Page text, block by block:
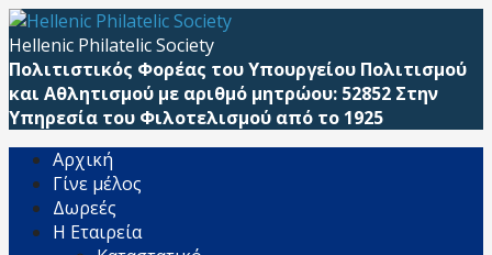
Μετάβαση
απευθείας
στο
περιεχόμενο
Hellenic Philatelic Society
Πολιτιστικός Φορέας του Υπουργείου Πολιτισμού
και Αθλητισμού με αριθμό μητρώου: 52852 Στην
Υπηρεσία του Φιλοτελισμού από το 1925
Αρχική
Γίνε μέλος
Δωρεές
Η Εταιρεία